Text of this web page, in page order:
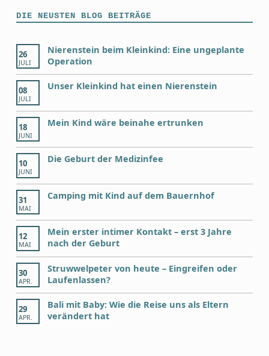
DIE NEUSTEN BLOG BEITRÄGE
26
JULI
Nierenstein beim Kleinkind: Eine ungeplante
Operation
08
JULI
Unser Kleinkind hat einen Nierenstein
18
JUNI
Mein Kind wäre beinahe ertrunken
10
JUNI
Die Geburt der Medizinfee
31
MAI
Camping mit Kind auf dem Bauernhof
12
MAI
Mein erster intimer Kontakt – erst 3 Jahre
nach der Geburt
30
APR.
Struwwelpeter von heute – Eingreifen oder
Laufenlassen?
29
APR.
Bali mit Baby: Wie die Reise uns als Eltern
verändert hat